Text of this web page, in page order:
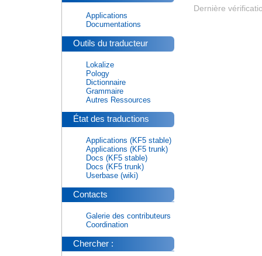
Dernière
Applications
Documentations
Outils du traducteur
Lokalize
Pology
Dictionnaire
Grammaire
Autres Ressources
État des traductions
Applications (KF5 stable)
Applications (KF5 trunk)
Docs (KF5 stable)
Docs (KF5 trunk)
Userbase (wiki)
Contacts
Galerie des contributeurs
Coordination
Chercher :